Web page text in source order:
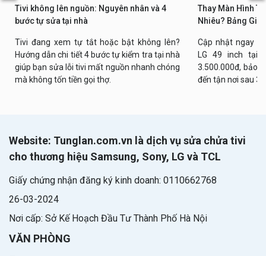
Tivi không lên nguồn: Nguyên nhân và 4
bước tự sửa tại nhà
Tivi đang xem tự tắt hoặc bật không lên?
Hướng dẫn chi tiết 4 bước tự kiểm tra tại nhà
giúp bạn sửa lỗi tivi mất nguồn nhanh chóng
mà không tốn tiền gọi thợ.
Thay Màn Hình
Nhiêu? Bảng Giá
Cập nhật ngay
LG 49 inch tại
3.500.000đ, bảo
đến tận nơi sau
Website: Tunglan.com.vn là dịch vụ sửa chửa tivi
cho thương hiệu Samsung, Sony, LG và TCL
Giấy chứng nhận đăng ký kinh doanh: 0110662768
26-03-2024
Nơi cấp: Sở Kế Hoạch Đầu Tư Thành Phố Hà Nội
VĂN PHÒNG